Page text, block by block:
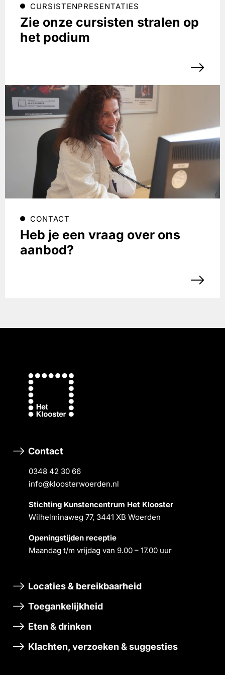
CURSISTENPRESENTATIES
Zie onze cursisten stralen op
het podium
CONTACT
Heb je een vraag over ons
aanbod?
Contact
0348 42 30 66
info@kloosterwoerden.nl
Stichting Kunstencentrum Het Klooster
Wilhelminaweg 77, 3441 XB Woerden
Openingstĳden receptie
Maandag t/m vrĳdag van 9.00 – 17.00 uur
Locaties & bereikbaarheid
Toegankelijkheid
Eten & drinken
Klachten, verzoeken & suggesties